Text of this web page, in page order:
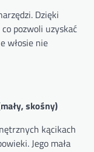
Dzięki
pozwoli uzyskać
włosie nie
skośny)
kącikach
Jego mała